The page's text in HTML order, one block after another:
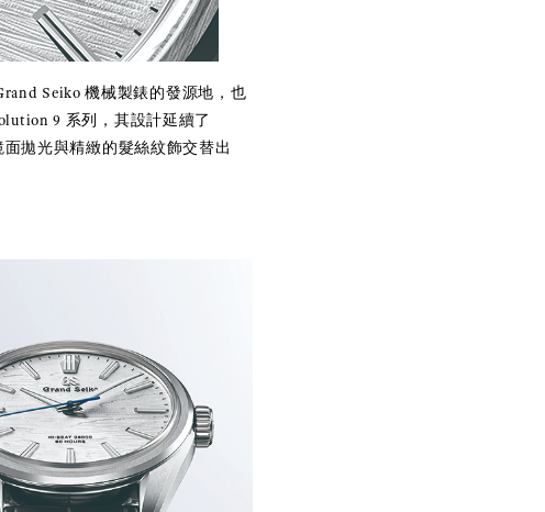
Seiko 機械製錶的發源地，也
9 系列，其設計延續了
拋光與精緻的髮絲紋飾交替出